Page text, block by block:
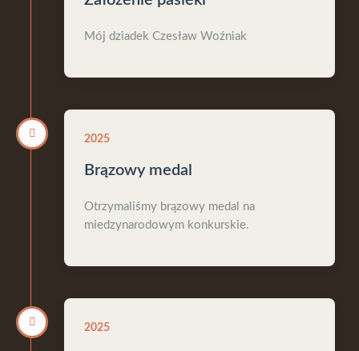
Mój dziadek Czesław Woźniak
2025
Brązowy medal
Otrzymaliśmy brązowy medal na
miedzynarodowym konkurskie.
2025